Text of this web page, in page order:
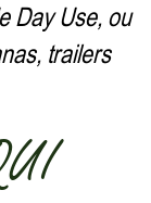
Day Use, ou
trailers